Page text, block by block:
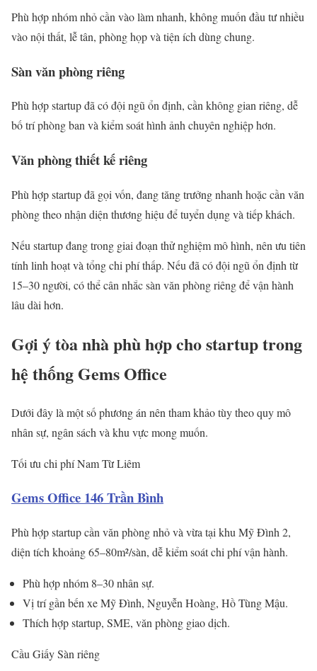
Phù hợp nhóm nhỏ cần vào làm nhanh, không muốn đầu tư nhiều
vào nội thất, lễ tân, phòng họp và tiện ích dùng chung.
Sàn văn phòng riêng
Phù hợp startup đã có đội ngũ ổn định, cần không gian riêng, dễ
bố trí phòng ban và kiểm soát hình ảnh chuyên nghiệp hơn.
Văn phòng thiết kế riêng
Phù hợp startup đã gọi vốn, đang tăng trưởng nhanh hoặc cần văn
phòng theo nhận diện thương hiệu để tuyển dụng và tiếp khách.
Nếu startup đang trong giai đoạn thử nghiệm mô hình, nên ưu tiên
tính linh hoạt và tổng chi phí thấp. Nếu đã có đội ngũ ổn định từ
15–30 người, có thể cân nhắc sàn văn phòng riêng để vận hành
lâu dài hơn.
Gợi ý tòa nhà phù hợp cho startup trong
hệ thống Gems Office
Dưới đây là một số phương án nên tham khảo tùy theo quy mô
nhân sự, ngân sách và khu vực mong muốn.
Tối ưu chi phíNam Từ Liêm
Gems Office 146 Trần Bình
Phù hợp startup cần văn phòng nhỏ và vừa tại khu Mỹ Đình 2,
diện tích khoảng 65–80m²/sàn, dễ kiểm soát chi phí vận hành.
Phù hợp nhóm 8–30 nhân sự.
Vị trí gần bến xe Mỹ Đình, Nguyễn Hoàng, Hồ Tùng Mậu.
Thích hợp startup, SME, văn phòng giao dịch.
Cầu GiấySàn riêng